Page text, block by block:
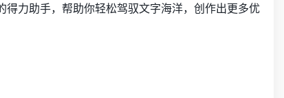
力助手，帮助你轻松驾驭文字海洋，创作出更多优